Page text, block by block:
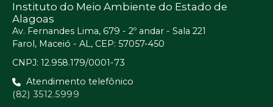
Instituto do Meio Ambiente do Estado de
Alagoas
Av. Fernandes Lima, 679 - 2º andar - Sala 221
Farol, Maceió - AL, CEP: 57057-450
CNPJ: 12.958.179/0001-73
Atendimento telefônico
(82) 3512.5999